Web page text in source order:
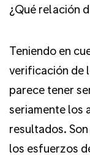
¿Qué relación
Teniendo en
verificación de
parece tener
seriamente los
resultados.
los esfuerzos